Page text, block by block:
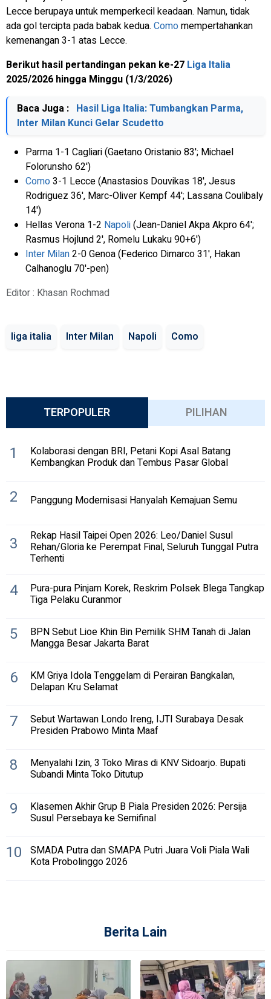
Lecce berupaya untuk memperkecil keadaan. Namun, tidak
ada gol tercipta pada babak kedua. Comomempertahankan
kemenangan 3-1 atas Lecce.
Berikut hasil pertandingan pekan ke-27 Liga Italia
2025/2026 hingga Minggu (1/3/2026)
Baca Juga : Hasil Liga Italia: Tumbangkan Parma,
Inter Milan Kunci Gelar Scudetto
Parma 1-1 Cagliari (Gaetano Oristanio 83'; Michael
Folorunsho 62')
Como3-1 Lecce (Anastasios Douvikas 18', Jesus
Rodriguez 36', Marc-Oliver Kempf 44'; Lassana Coulibaly
14')
Hellas Verona 1-2 Napoli(Jean-Daniel Akpa Akpro 64';
Rasmus Hojlund 2', Romelu Lukaku 90+6')
Inter Milan2-0 Genoa (Federico Dimarco 31', Hakan
Calhanoglu 70'-pen)
Editor : Khasan Rochmad
liga italia Inter Milan Napoli Como
TERPOPULER PILIHAN
1 Kolaborasi dengan BRI, Petani Kopi Asal Batang
Kembangkan Produk dan Tembus Pasar Global
2 Panggung Modernisasi Hanyalah Kemajuan Semu
3 Rekap Hasil Taipei Open 2026: Leo/Daniel Susul
Rehan/Gloria ke Perempat Final, Seluruh Tunggal Putra
Terhenti
4 Pura-pura Pinjam Korek, Reskrim Polsek Blega Tangkap
Tiga Pelaku Curanmor
5 BPN Sebut Lioe Khin Bin Pemilik SHM Tanah di Jalan
Mangga Besar Jakarta Barat
6 KM Griya Idola Tenggelam di Perairan Bangkalan,
Delapan Kru Selamat
7 Sebut Wartawan Londo Ireng, IJTI Surabaya Desak
Presiden Prabowo Minta Maaf
8 Menyalahi Izin, 3 Toko Miras di KNV Sidoarjo. Bupati
Subandi Minta Toko Ditutup
9 Klasemen Akhir Grup B Piala Presiden 2026: Persija
Susul Persebaya ke Semifinal
10 SMADA Putra dan SMAPA Putri Juara Voli Piala Wali
Kota Probolinggo 2026
Berita Lain